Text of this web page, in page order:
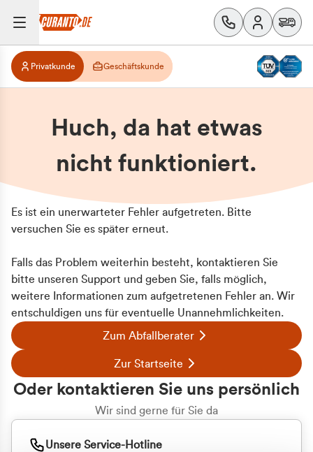
Privatkunde Geschäftskunde
Huch, da hat etwas
nicht funktioniert.
Es ist ein unerwarteter Fehler aufgetreten. Bitte
versuchen Sie es später erneut.
Falls das Problem weiterhin besteht, kontaktieren Sie
bitte unseren Support und geben Sie, falls möglich,
weitere Informationen zum aufgetretenen Fehler an. Wir
entschuldigen uns für eventuelle Unannehmlichkeiten.
Zum Abfallberater
Zur Startseite
Oder kontaktieren Sie uns persönlich
Wir sind gerne für Sie da
Unsere Service-Hotline